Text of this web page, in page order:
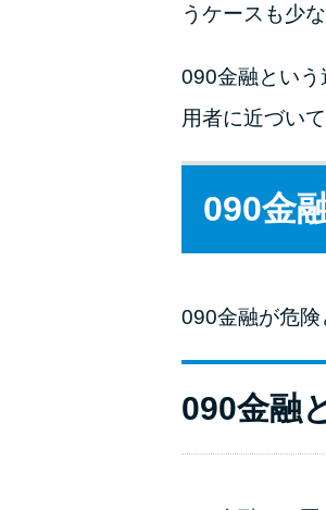
うケースも少
090金融という
用者に近づい
090金
090金融が危険
090金融